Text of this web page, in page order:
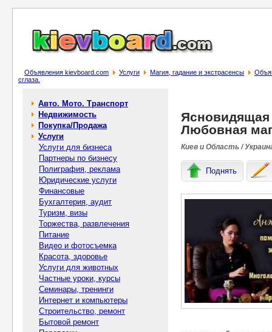
Объявления kievboard.com Услуги Магия, гадание и экстрасенсы
сглаза.
Авто. Мото. Транспорт
Недвижимость
Покупка/Продажа
Услуги
Услуги для бизнеса
Партнеры по бизнесу
Полиграфия, реклама
Юридические услуги
Финансовые
Бухгалтерия, аудит
Туризм, визы
Торжества, развлечения
Питание
Видео и фотосъемка
Красота, здоровье
Услуги для животных
Частные уроки, курсы
Семинары, тренинги
Интернет и компьютеры
Строительство, ремонт
Бытовой ремонт
Ясновидящая
Любовная
Киев и Область /
Поднять